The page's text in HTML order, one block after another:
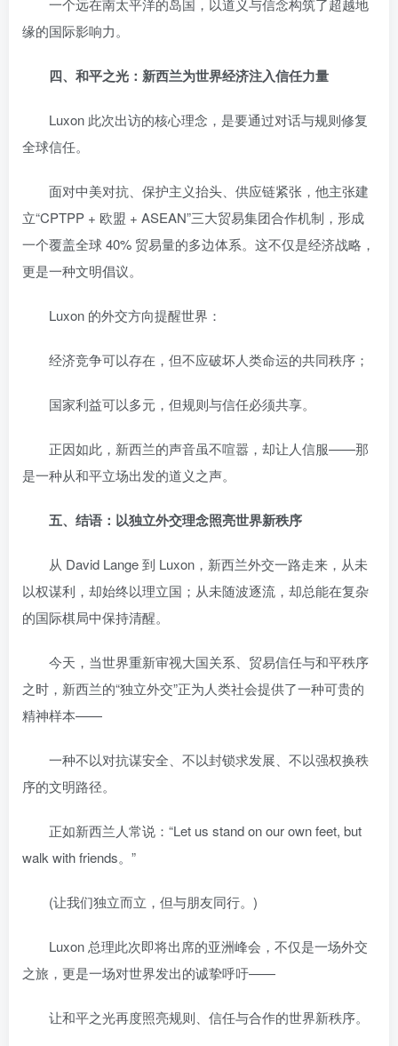
缘的国际影响力。
四、和平之光：新西兰为世界经济注入信任力量
Luxon 此次出访的核心理念，是要通过对话与规则修复
全球信任。
面对中美对抗、保护主义抬头、供应链紧张，他主张建
立“CPTPP + 欧盟 + ASEAN”三大贸易集团合作机制，形成
一个覆盖全球 40% 贸易量的多边体系。这不仅是经济战略，
更是一种文明倡议。
Luxon 的外交方向提醒世界：
经济竞争可以存在，但不应破坏人类命运的共同秩序；
国家利益可以多元，但规则与信任必须共享。
正因如此，新西兰的声音虽不喧嚣，却让人信服——那
是一种从和平立场出发的道义之声。
五、结语：以独立外交理念照亮世界新秩序
从 David Lange 到 Luxon，新西兰外交一路走来，从未
以权谋利，却始终以理立国；从未随波逐流，却总能在复杂
的国际棋局中保持清醒。
今天，当世界重新审视大国关系、贸易信任与和平秩序
之时，新西兰的“独立外交”正为人类社会提供了一种可贵的
精神样本——
一种不以对抗谋安全、不以封锁求发展、不以强权换秩
序的文明路径。
正如新西兰人常说：“Let us stand on our own feet, but
walk with friends。”
(让我们独立而立，但与朋友同行。)
Luxon 总理此次即将出席的亚洲峰会，不仅是一场外交
之旅，更是一场对世界发出的诚挚呼吁——
让和平之光再度照亮规则、信任与合作的世界新秩序。